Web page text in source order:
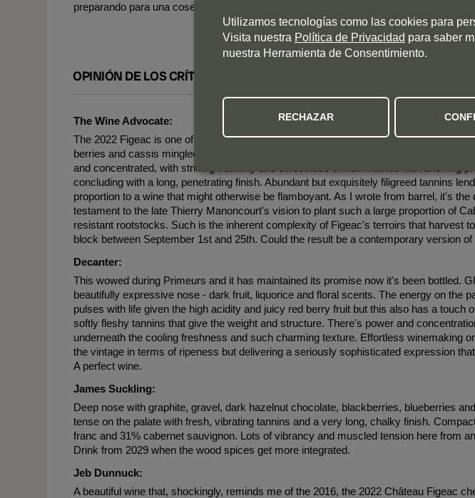
preparando para una cosecha temprana.
OPINIÓN DE LOS CRÍTICOS
The Wine Advocate:
The 2022 Figeac is one of the wines of the vintage. Unfurling in the glass with a deep
berries and cassis mingled with hints of violet, pencil lead, mint and cigar wrapper, it's
and concentrated, with striking intensity and sweetness of fruit married with unerring
concluding with a long, penetrating finish. Abundant but exquisitely filigreed tannins
proportion to a wine that might otherwise be flamboyant. As I wrote from barrel, it's the
testament to the late Thierry Manoncourt's vision to plant such a large proportion of
resistant rootstocks. Such is the inherent complexity of Figeac's terroirs that harvest
block between September 1st and 25th. Could the result be a contemporary version
Decanter:
This wowed during Primeurs and it has maintained its promise now it's been bottled.
beautifully expressive nose - dark fruit, liquorice and floral scents. The energy on the
pulses with life given the high acidity and juicy red berry fruit but this also has a touch
softly fleshy tannins that give the weight and structure. There's power and
underneath the cooling freshness and such charming texture. Effortless winemaking
the vintage in terms of ripeness but delivering a seriously sophisticated expression
A perfect wine.
James Suckling:
Deep nose with graphite, gravel, dark hazelnut chocolate, blackberries, blueberries
tense on the palate with fresh, vibrating tannins and a very long, chalky finish.
franc and 31% cabernet sauvignon. Lots of vibrancy and muscled tension here from
Drink from 2029 when the wood spices get more integrated.
Jeb Dunnuck:
A beautiful wine that, shockingly, reminds me of the 2016, the 2022 Château Figeac
Utilizamos tecnologías como las cookies para
Visita nuestra Política de Privacidad para saber
nuestra Herramienta de Consentimiento.
RECHAZAR